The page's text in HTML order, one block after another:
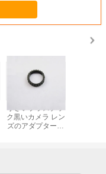
小さいプラスチッ
ク黒いカメラ レン
ズのアダプターは